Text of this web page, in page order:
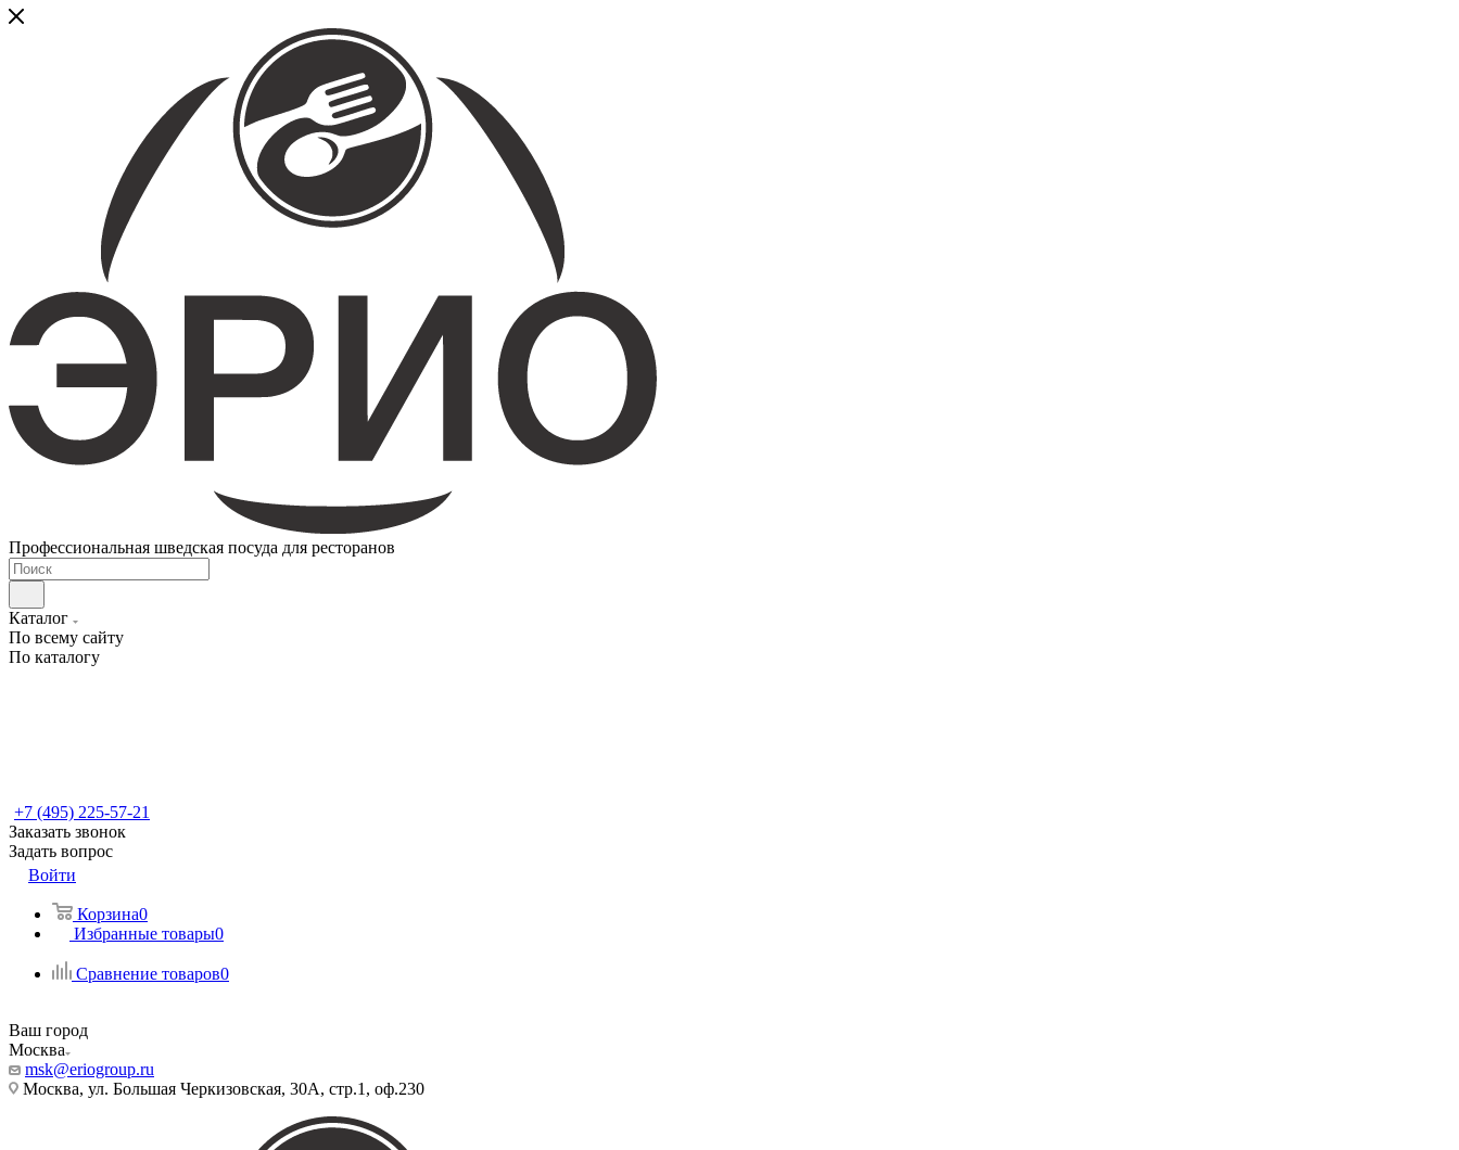
Профессиональная шведская посуда для ресторанов
Каталог
По всему сайту
По каталогу
+7 (495) 225-57-21
Заказать звонок
Задать вопрос
Войти
Корзина0
Избранные товары0
Сравнение товаров0
Ваш город
Москва
msk@eriogroup.ru
Москва, ул. Большая Черкизовская, 30А, стр.1, оф.230